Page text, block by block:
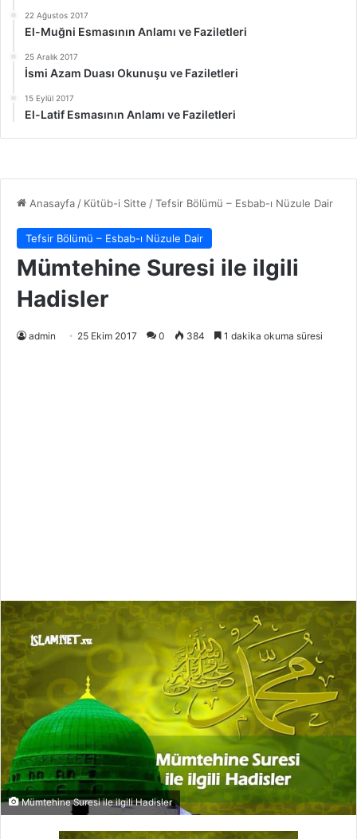
22 Ağustos 2017
El-Muğni Esmasının Anlamı ve Faziletleri
25 Aralık 2017
İsmi Azam Duası Okunuşu ve Faziletleri
15 Eylül 2017
El-Latif Esmasının Anlamı ve Faziletleri